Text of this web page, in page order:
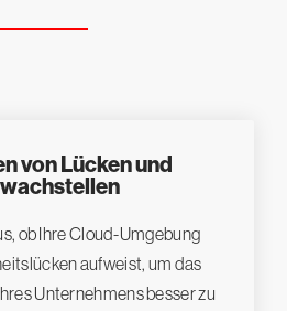
von Lücken und
ob Ihre Cloud-Umgebung
aufweist, um das
Unternehmens besser zu